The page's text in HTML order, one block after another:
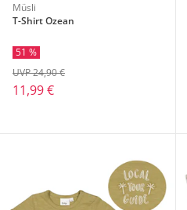
Müsli
T-Shirt Ozean
51 %
11,99 €
UVP 24,90 €